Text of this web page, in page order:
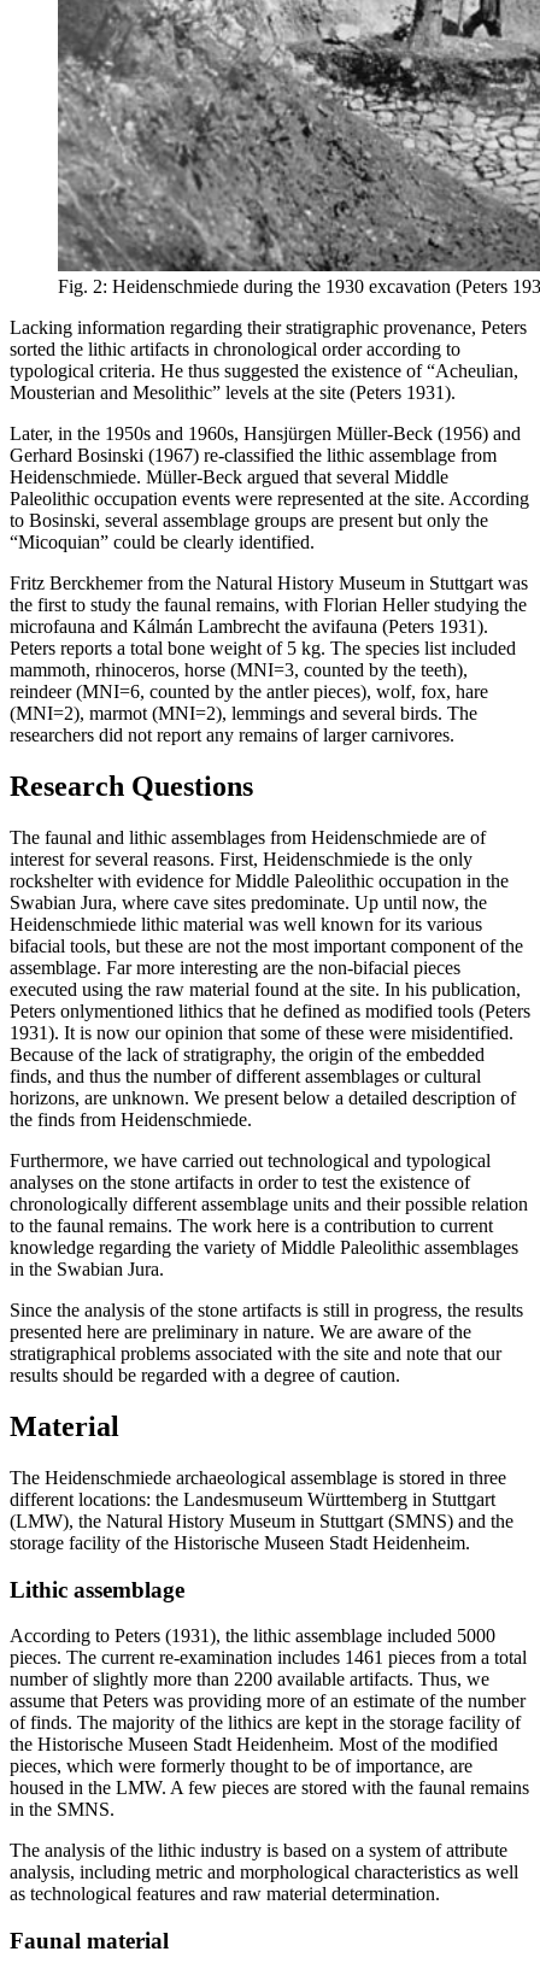
Fig. 2: Heidenschmiede during the 1930 excavation (Peters
Lacking information regarding their stratigraphic provenance, Peters
sorted the lithic artifacts in chronological order according to
typological criteria. He thus suggested the existence of “Acheulian,
Mousterian and Mesolithic” levels at the site (Peters 1931).
Later, in the 1950s and 1960s, Hansjürgen Müller-Beck (1956) and
Gerhard Bosinski (1967) re-classified the lithic assemblage from
Heidenschmiede. Müller-Beck argued that several Middle
Paleolithic occupation events were represented at the site. According
to Bosinski, several assemblage groups are present but only the
“Micoquian” could be clearly identified.
Fritz Berckhemer from the Natural History Museum in Stuttgart was
the first to study the faunal remains, with Florian Heller studying the
microfauna and Kálmán Lambrecht the avifauna (Peters 1931).
Peters reports a total bone weight of 5 kg. The species list included
mammoth, rhinoceros, horse (MNI=3, counted by the teeth),
reindeer (MNI=6, counted by the antler pieces), wolf, fox, hare
(MNI=2), marmot (MNI=2), lemmings and several birds. The
researchers did not report any remains of larger carnivores.
Research Questions
The faunal and lithic assemblages from Heidenschmiede are of
interest for several reasons. First, Heidenschmiede is the only
rockshelter with evidence for Middle Paleolithic occupation in the
Swabian Jura, where cave sites predominate. Up until now, the
Heidenschmiede lithic material was well known for its various
bifacial tools, but these are not the most important component of the
assemblage. Far more interesting are the non-bifacial pieces
executed using the raw material found at the site. In his publication,
Peters onlymentioned lithics that he defined as modified tools (Peters
1931). It is now our opinion that some of these were misidentified.
Because of the lack of stratigraphy, the origin of the embedded
finds, and thus the number of different assemblages or cultural
horizons, are unknown. We present below a detailed description of
the finds from Heidenschmiede.
Furthermore, we have carried out technological and typological
analyses on the stone artifacts in order to test the existence of
chronologically different assemblage units and their possible relation
to the faunal remains. The work here is a contribution to current
knowledge regarding the variety of Middle Paleolithic assemblages
in the Swabian Jura.
Since the analysis of the stone artifacts is still in progress, the results
presented here are preliminary in nature. We are aware of the
stratigraphical problems associated with the site and note that our
results should be regarded with a degree of caution.
Material
The Heidenschmiede archaeological assemblage is stored in three
different locations: the Landesmuseum Württemberg in Stuttgart
(LMW), the Natural History Museum in Stuttgart (SMNS) and the
storage facility of the Historische Museen Stadt Heidenheim.
Lithic assemblage
According to Peters (1931), the lithic assemblage included 5000
pieces. The current re-examination includes 1461 pieces from a total
number of slightly more than 2200 available artifacts. Thus, we
assume that Peters was providing more of an estimate of the number
of finds. The majority of the lithics are kept in the storage facility of
the Historische Museen Stadt Heidenheim. Most of the modified
pieces, which were formerly thought to be of importance, are
housed in the LMW. A few pieces are stored with the faunal remains
in the SMNS.
The analysis of the lithic industry is based on a system of attribute
analysis, including metric and morphological characteristics as well
as technological features and raw material determination.
Faunal material